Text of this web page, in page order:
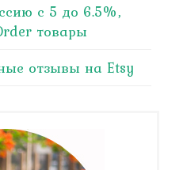
с 5 до 6.5%,
товары
отзывы на Etsy